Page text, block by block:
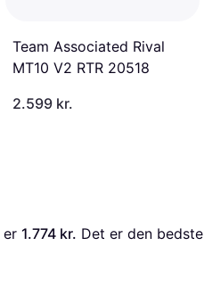
Team Associated Rival
MT10 V2 RTR 20518
2.599 kr.
er 1.774 kr. Det er den bedste